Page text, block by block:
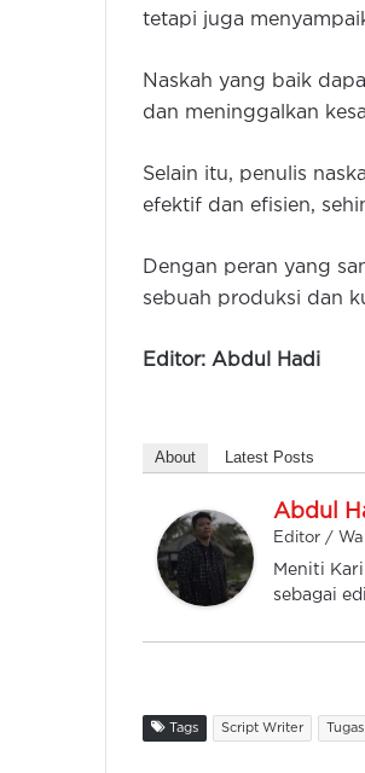
tetapi juga
Naskah yang baik
dan meninggalkan
Selain itu, penulis
efektif dan efisien,
Dengan peran yang
sebuah produksi dan
Editor: Abdul Hadi
About Latest Posts
Abdul
Editor /
Meniti
sebagai
Tags Script Writer Tugas